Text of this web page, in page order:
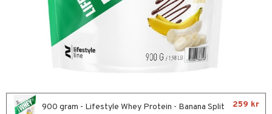
900 gram - Lifestyle Whey Protein - Banana Split 259 kr